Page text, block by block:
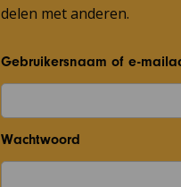
delen met anderen.
Gebruikersnaam of e-
Wachtwoord